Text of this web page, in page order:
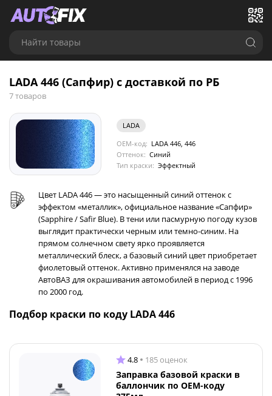
Найти товары
LADA 446 (Сапфир) с доставкой по РБ
7 товаров
LADA
OEM-код: LADA 446, 446
Оттенок: Синий
Тип краски: Эффектный
Цвет LADA 446 — это насыщенный синий оттенок с
эффектом «металлик», официальное название «Сапфир»
(Sapphire / Safir Blue). В тени или пасмурную погоду кузов
выглядит практически черным или темно-синим. На
прямом солнечном свету ярко проявляется
металлический блеск, а базовый синий цвет приобретает
фиолетовый оттенок. Активно применялся на заводе
АвтоВАЗ для окрашивания автомобилей в период с 1996
по 2000 год.
Подбор краски по коду LADA 446
4.8 185 оценок
Заправка базовой краски в
баллончик по OEM-коду